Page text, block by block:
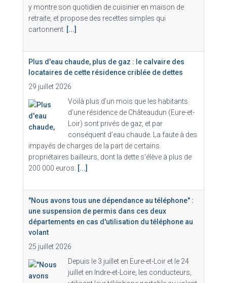
y montre son quotidien de cuisinier en maison de
retraite, et propose des recettes simples qui
cartonnent. [...]
Plus d'eau chaude, plus de gaz : le calvaire des
locataires de cette résidence criblée de dettes
29 juillet 2026
Voilà plus d’un mois que les habitants
d’une résidence de Châteaudun (Eure-et-
Loir) sont privés de gaz, et par
conséquent d’eau chaude. La faute à des
impayés de charges de la part de certains
propriétaires bailleurs, dont la dette s'élève à plus de
200 000 euros.
[...]
"Nous avons tous une dépendance au téléphone" :
une suspension de permis dans ces deux
départements en cas d'utilisation du téléphone au
volant
25 juillet 2026
Depuis le 3 juillet en Eure-et-Loir et le 24
juillet en Indre-et-Loire, les conducteurs,